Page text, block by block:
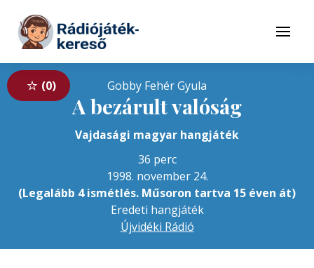
Tovább a tartalomhoz
Menü
0 Gobby Fehér Gyula
A bezárult valóság
Vajdasági magyar hangjáték
36 perc
1998. november 24.
(Legalább 4 ismétlés. Műsoron tartva 15 éven át)
Eredeti hangjáték
Újvidéki Rádió